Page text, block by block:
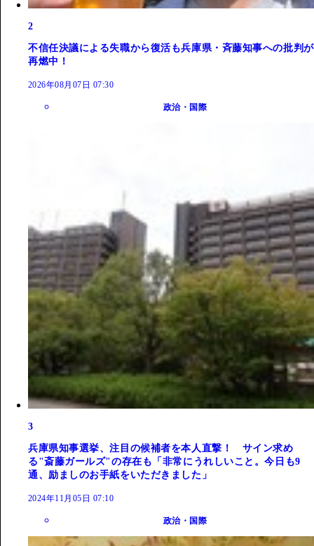
2
不信任決議による失職から復活も兵庫県・斉藤知事への批判が
再燃中！
2026年08月07日 07:30
政治・国際
3
兵庫県知事選挙、注目の候補者を本人直撃！ サイン求め
る"斎藤ガールズ"の存在も「非常にうれしいこと。今日も9
通、励ましのお手紙をいただきました」
2024年11月05日 07:10
政治・国際